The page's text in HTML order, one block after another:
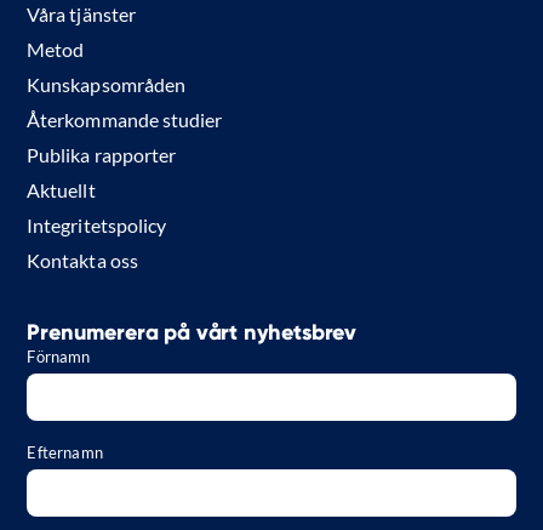
Våra tjänster
Metod
Kunskapsområden
Återkommande studier
Publika rapporter
Aktuellt
Integritetspolicy
Kontakta oss
Prenumerera på vårt nyhetsbrev
Förnamn
Efternamn